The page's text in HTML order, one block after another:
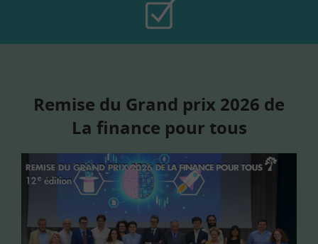
Remise du Grand prix 2026 de
La finance pour tous